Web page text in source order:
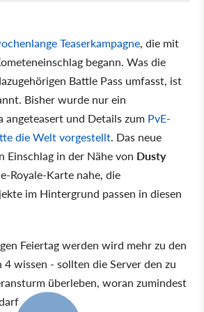
Teaserkampagne, die mit
begann. Was die
Battle Pass umfasst, ist
Bisher wurde nur ein
angeteasert und Details zum PvE-
die Welt vorgestellt. Das neue
Einschlag in der Nähe von Dusty
Royale-Karte nahe, die
im Hintergrund passen in diesen
Feiertag werden wird mehr zu den
4 wissen - sollten die Server den zu
überleben, woran zumindest